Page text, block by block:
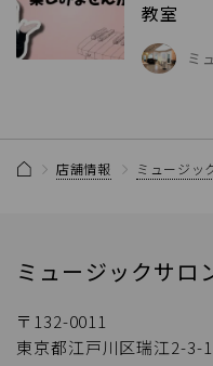
教室
ミ
店舗情報 ミュージッ
ミュージックサロ
〒132-0011
東京都江戸川区瑞江2-3-